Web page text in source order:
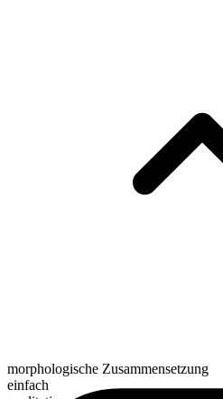
morphologische Zusammensetzung
einfach